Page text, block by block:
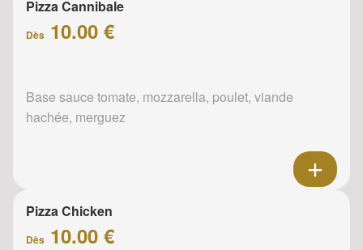
Pizza Cannibale
Dès 10.00 €
Base sauce tomate, mozzarella, poulet, viande
hachée, merguez
Pizza Chicken
Dès 10.00 €